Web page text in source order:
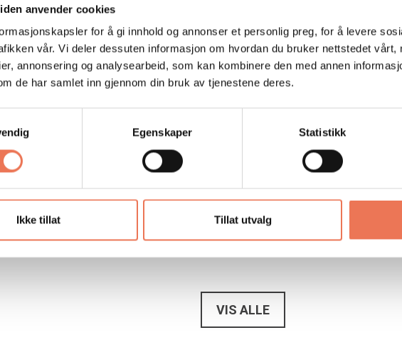
anvender cookies
for å gi innhold og annonser et personlig preg, for å levere
vår. Vi deler dessuten informasjon om hvordan du bruker nettstedet vårt,
annonsering og analysearbeid, som kan kombinere den med annen
de har samlet inn gjennom din bruk av tjenestene deres.
Egenskaper Statistikk
Ikke tillat Tillat utvalg
VIS ALLE